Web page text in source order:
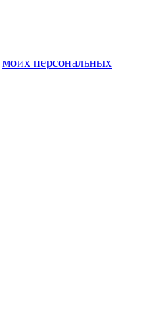
моих персональных